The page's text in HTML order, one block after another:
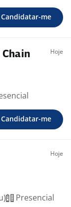
Candidatar-me
Hoje
Candidatar-me
Hoje
Presencial